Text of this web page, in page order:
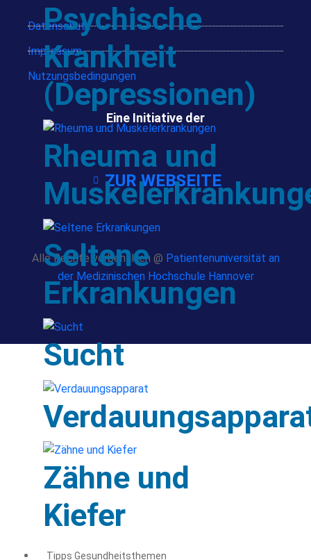
Psychische
Krankheit
(Depressionen)
Rheuma und
Seltene
Erkrankungen
Sucht
Zähne und
Kiefer
Tipps Gesundheitsthemen
Datenschutz
Impressum
Nutzungsbedingungen
Eine Initiative der
ZUR WEBSEITE
Alle Rechte vorbehalten @ Patientenuniversität an
der Medizinischen Hochschule Hannover